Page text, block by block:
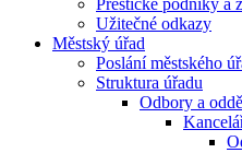
Přeštické podniky a
Užitečné odkazy
Městský úřad
Poslání městského
Struktura úřadu
Odbory a